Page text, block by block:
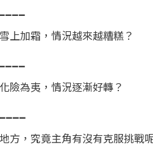
上加霜，情況越來越糟糕？
險為夷，情況逐漸好轉？
方，究竟主角有沒有克服挑戰